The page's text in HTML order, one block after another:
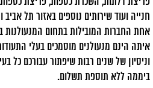
חנייה ועוד שירותים נוספים באזור תל
אחת החברות המובילות בתחום המנעולנות
איתה הינם מנעולנים מוסמכים בעלי
ביממה ללא תוספת תשלום.